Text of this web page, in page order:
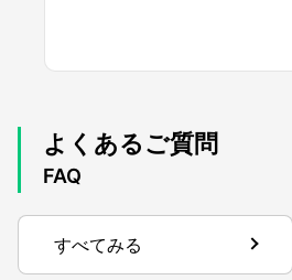
よくあるご質問
FAQ
すべてみる